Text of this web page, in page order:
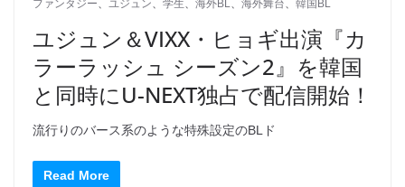
ファンタジー
ユジュン 学生 海外BL 海外舞台 韓国BL
ユジュン＆VIXX・ヒョギ出演『カ
ラーラッシュ シーズン2』を韓国
と同時にU-NEXT独占で配信開始！
流行りのバース系のような特殊設定のBLド
Read More